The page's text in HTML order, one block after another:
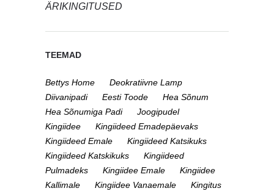
ÄRIKINGITUSED
TEEMAD
Bettys Home
Deokratiivne Lamp
Diivanipadi
Eesti Toode
Hea Sõnum
Hea Sõnumiga Padi
Joogipudel
Kingiidee
Kingiideed Emadepäevaks
Kingiideed Emale
Kingiideed Katsikuks
Kingiideed Katskikuks
Kingiideed
Pulmadeks
Kingiidee Emale
Kingiidee
Kallimale
Kingiidee Vanaemale
Kingitus